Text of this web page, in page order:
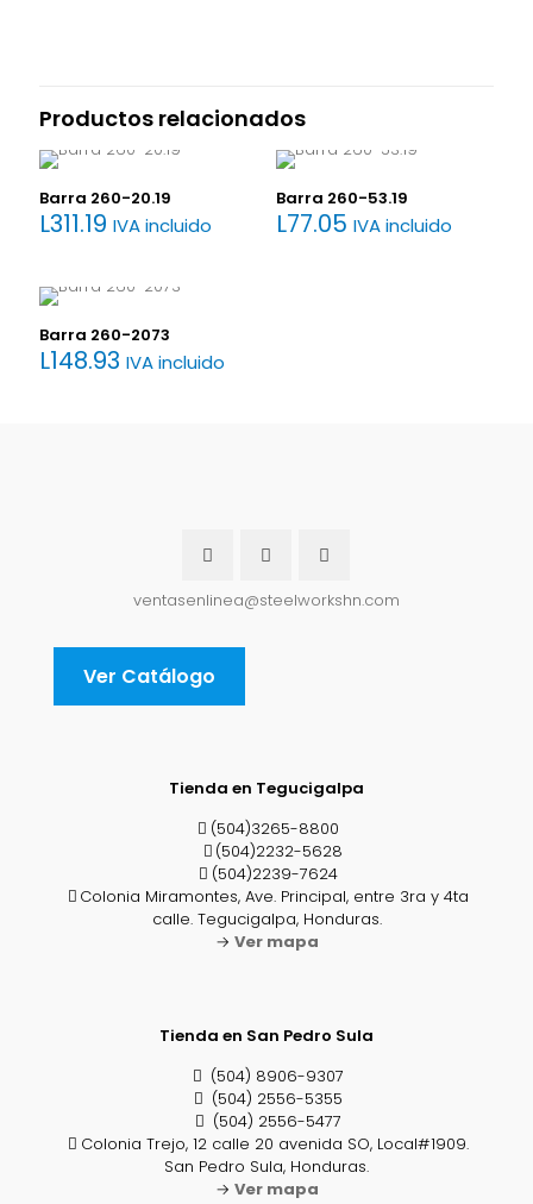
1511”
Tu dirección de correo electrónico no será publicada.
Tu puntuación
navegador para la próxima vez que comente.
Productos relacionados
Barra 260-20.19
L311.19 IVA incluido
Barra 260-53.19
L77.05 IVA incluido
Barra 260-2073
L148.93 IVA incluido
ventasenlinea@steelworkshn.com
Ver Catálogo
Tienda en Tegucigalpa
(504)3265-8800
(504)2232-5628
(504)2239-7624
Colonia Miramontes, Ave. Principal, entre 3ra y 4ta
calle. Tegucigalpa, Honduras.
→ Ver mapa
Tienda en San Pedro Sula
(504) 8906-9307
(504) 2556-5355
(504) 2556-5477
Colonia Trejo, 12 calle 20 avenida SO, Local#1909.
San Pedro Sula, Honduras.
→ Ver mapa